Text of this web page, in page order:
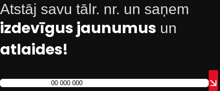
Atstāj savu tālr. nr. un saņem
izdevīgus jaunumus un
atlaides!